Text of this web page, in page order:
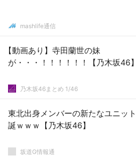
mashlife通信
【動画あり】寺田蘭世の妹
が・・・！！！！！！【乃木坂46】
乃木坂46まとめ 1/46
東北出身メンバーの新たなユニッ
誕ｗｗｗ【乃木坂46】
坂道G情報通